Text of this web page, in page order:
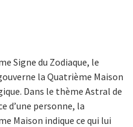
Signe du Zodiaque, le
la Quatrième Maison
Dans le thème Astral de
d’une personne, la
Maison indique ce qui lui